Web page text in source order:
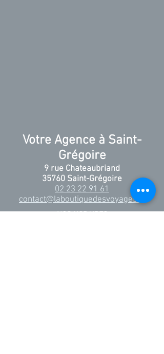
Votre Agence à Saint-
Grégoire
9 rue Chateaubriand
35760 Saint-Grégoire
02 23 22 91 61
contact@laboutiquedesvoyages.fr
NOS HORAIRES